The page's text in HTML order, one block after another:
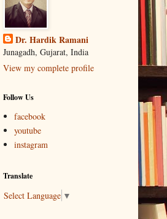
Dr. Hardik Ramani
Junagadh, Gujarat, India
View my complete profile
Follow Us
facebook
youtube
instagram
Translate
Select Language ▼